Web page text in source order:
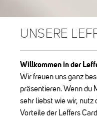
UNSERE
Willkommen in der
Wir freuen uns ganz
präsentieren. Wenn du
sehr liebst wie wir, nutz
Vorteile der Leffers